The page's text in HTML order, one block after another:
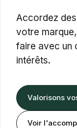
Accordez
votre
faire avec un
intérêts.
Valorisons
Voir